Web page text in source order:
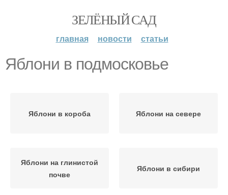
ЗЕЛЁНЫЙ САД
главная новости статьи
Яблони в подмосковье
Яблони в короба Яблони на севере
Яблони на глинистой
почве
Яблони в сибири